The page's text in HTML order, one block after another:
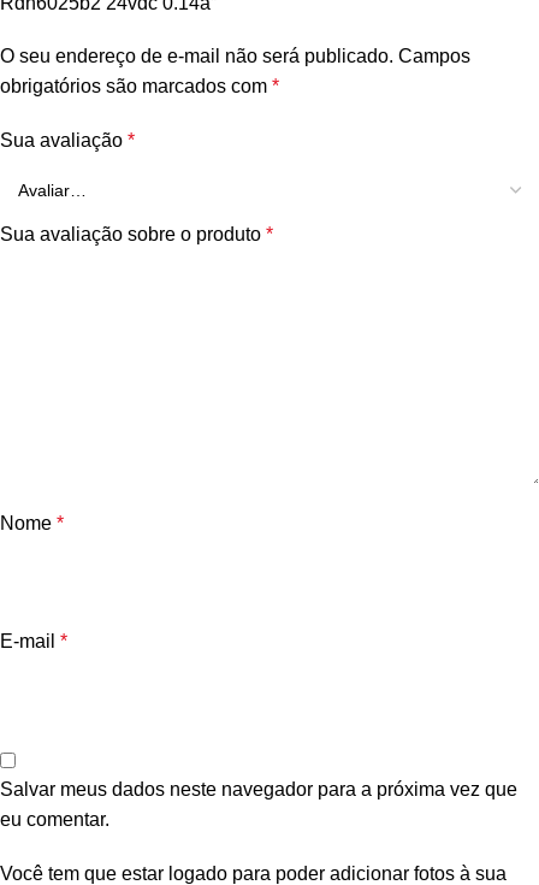
O seu endereço de e-mail não será publicado. Campos
obrigatórios são marcados com *
Sua avaliação *
Sua avaliação sobre o produto *
Nome *
E-mail *
Salvar meus dados neste navegador para a próxima vez que
eu comentar.
Você tem que estar logado para poder adicionar fotos à sua